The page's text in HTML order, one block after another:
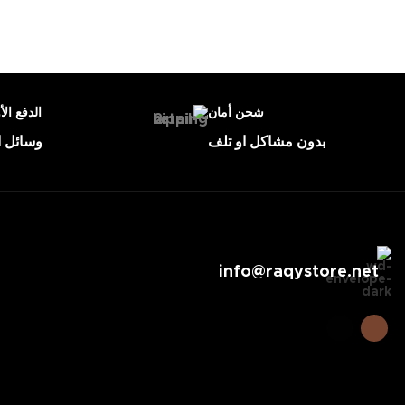
شحن أمان
بدون مشاكل او تلف
الدفع
وسائل
info@raqystore.net